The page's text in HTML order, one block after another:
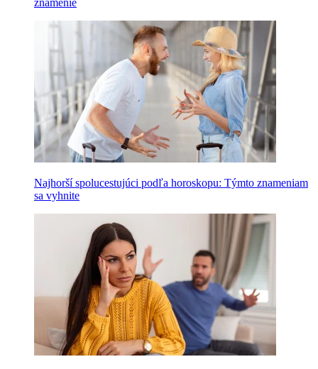
znamenie
Najhorší spolucestujúci podľa horoskopu: Týmto znameniam
sa vyhnite